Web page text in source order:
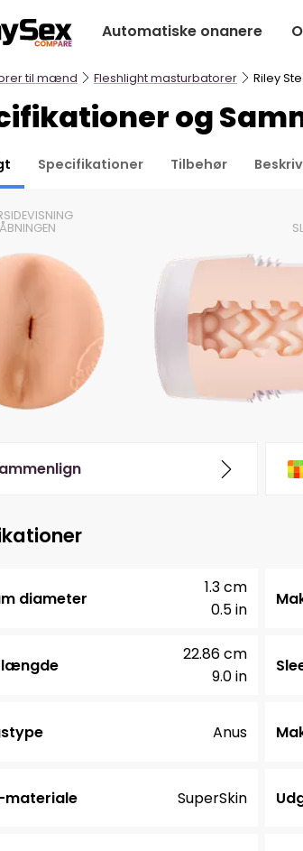
Automatiske onanere
til mænd Fleshlight masturbatorer Riley
og
Specifikationer Tilbehør
ÅBNINGEN
diameter
0.5 in
1.3 cm
længde
9.0 in
22.86 cm
Anus
materiale SuperSkin